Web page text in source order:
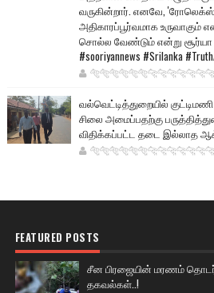
வருகின்றார். எனவே,
அதிகாரப்பூர்வமாக உருவாகும்
சொல்ல வேண்டும் என்று சூர்யா
#sooriyannews #Srilanka
வல்வெட்டித்துறையில்
சிலை அமைப்பதற்கு
விதிக்கப்பட்ட தடை இல்லாத
FEATURED POSTS
சீன பிரஜையின் மரணம்
தகவல்கள்..!